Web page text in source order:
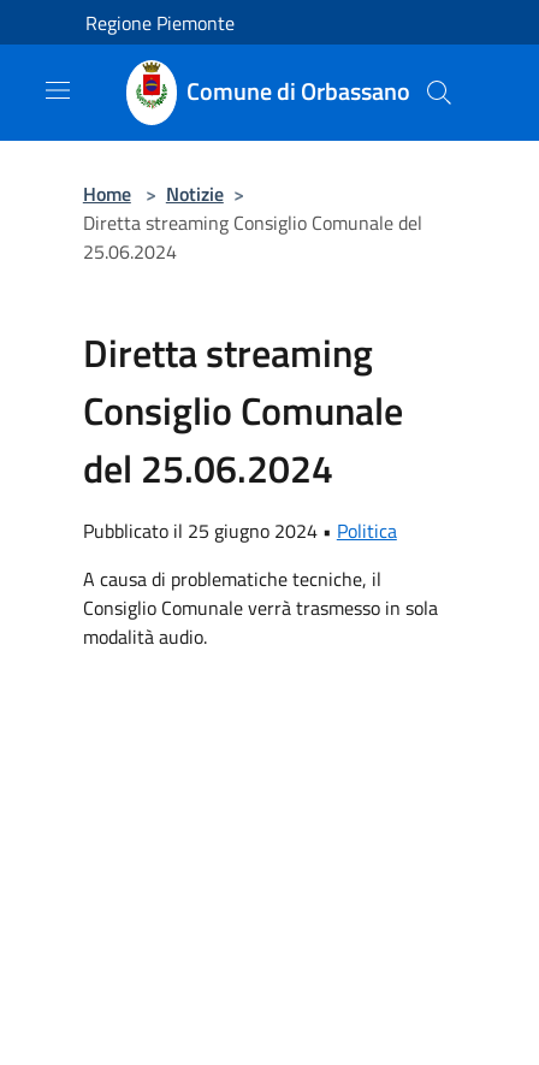
Salta al contenuto principale
Regione Piemonte
Comune di Orbassano
Home > Notizie >
Diretta streaming Consiglio Comunale del
25.06.2024
Diretta streaming
Consiglio Comunale
del 25.06.2024
Pubblicato il 25 giugno 2024 • Politica
A causa di problematiche tecniche, il
Consiglio Comunale verrà trasmesso in sola
modalità audio.